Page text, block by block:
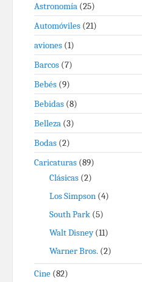
Astronomía (25)
Automóviles (21)
aviones (1)
Barcos (7)
Bebés (9)
Bebidas (8)
Belleza (3)
Bodas (2)
Caricaturas (89)
Clásicas (2)
Los Simpson (4)
South Park (5)
Walt Disney(11)
Warner Bros. (2)
Cine (82)